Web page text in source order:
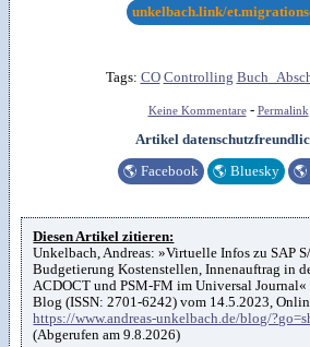
unkelbach.link/
Tags: CO Controlling
Keine Kommentare- Permalink
Artikel
🌎 Facebook 🌎 Bluesky 🌎
Diesen Artikel zitieren:
Unkelbach, Andreas: »Virtuelle Infos zu SAP
Budgetierung Kostenstellen, Innenauftrag in
ACDOCT und PSM-FM im Universal
Blog (ISSN: 2701-6242) vom 14.5.2023,
https://www.andreas-unkelbach.de/blog/
(Abgerufen am 9.8.2026)